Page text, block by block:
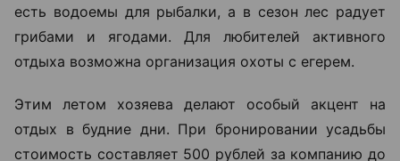
есть водоемы для рыбалки, а в сезон лес радует
грибами и ягодами. Для любителей активного
отдыха возможна организация охоты с егерем.
Этим летом хозяева делают особый акцент на
отдых в будние дни. При бронировании усадьбы
стоимость составляет 500 рублей за компанию до